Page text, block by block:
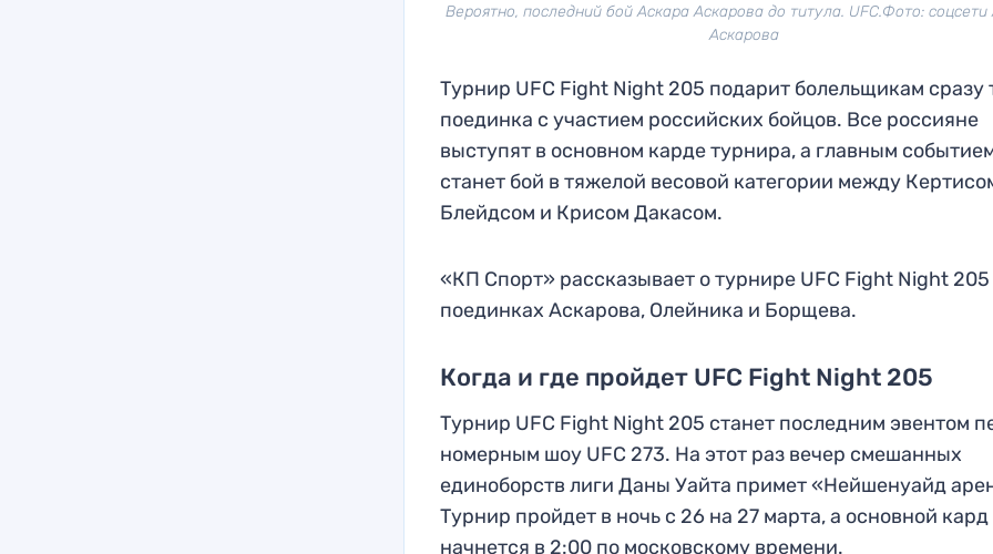
Вероятно, последний бой Аскара Аскарова до титула. UFC.Фото: соцсети
Аскарова
Турнир UFC Fight Night 205 подарит болельщикам сразу
поединка с участием российских бойцов. Все россияне
выступят в основном карде турнира, а главным
станет бой в тяжелой весовой категории между
Блейдсом и Крисом Дакасом.
«КП Спорт» рассказывает о турнире UFC Fight Night 205
поединках Аскарова, Олейника и Борщева.
Когда и где пройдет UFC Fight Night 205
Турнир UFC Fight Night 205 станет последним эвентом
номерным шоу UFC 273. На этот раз вечер смешанных
единоборств лиги Даны Уайта примет «Нейшенуайд
Турнир пройдет в ночь с 26 на 27 марта, а основной кард
начнется в 2:00 по московскому времени.